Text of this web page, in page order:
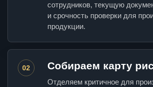
сотрудников, текущую
и срочность проверки для
продукции.
02 Собираем карту
Отделяем критичное для